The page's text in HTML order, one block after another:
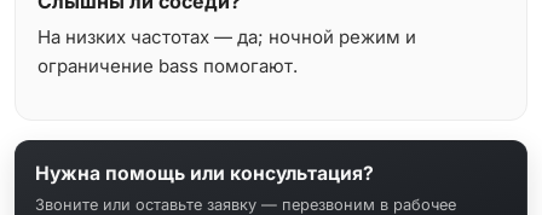
На низких частотах — да; ночной режим и
ограничение bass помогают.
Нужна помощь или консультация?
Звоните или оставьте заявку — перезвоним в рабочее